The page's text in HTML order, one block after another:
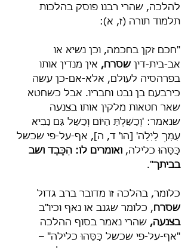
להלכה, שהרי רבנו פוסק בהלכות
תלמוד תורה (ז, א):
"חכם זקן בחכמה, וכן נשיא או
אב-בית-דין שסרח, אין מנדין אותו
בפרהסיה לעולם, אלא-אם-כן עשה
כירבעם בן נבט וחבריו. אבל כשחטא
שאר חטאות מלקין אותו בצנעה
שנאמר: 'וְכָשַׁלְתָּ הַיּוֹם וְכָשַׁל גַּם נָבִיא
עִמְּךָ לָיְלָה' [הו' ד, ה], אף-על-פי שכשל
כַּסֵּהוּ כלילה, ואומרים לו: הִכָּבֵד ושב
בביתך".
כלומר, בהלכה זו מדובר ברב גדול
שסרח , כלומר שגנב או נאף וכיו"ב
בצנעה, שהרי נאמר בסוף ההלכה
"אף-על-פי שכשל כַּסֵּהוּ כלילה" –